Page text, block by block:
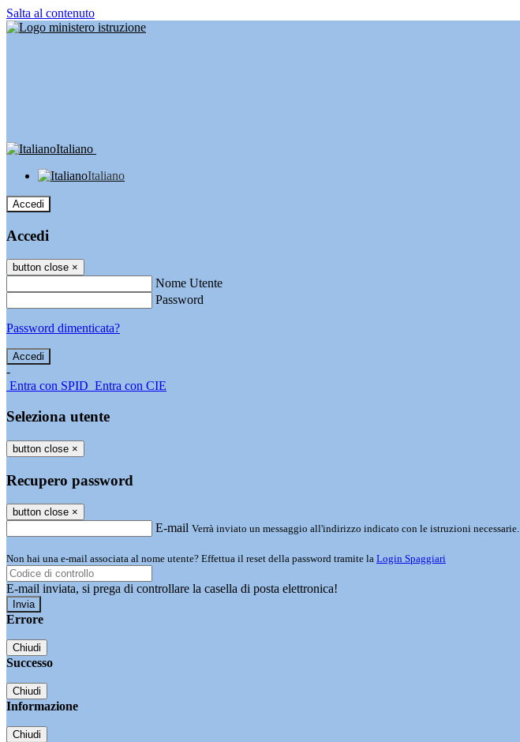
Salta al contenuto
Italiano
Italiano
Accedi
Accedi
button close ×
Nome Utente
Password
Password dimenticata?
-
Entra con SPID Entra con CIE
Seleziona utente
button close ×
Recupero password
button close ×
E-mail Verrà inviato un messaggio all'indirizzo indicato con le istruzioni necessarie.
Non hai una e-mail associata al nome utente? Effettua il reset della password tramite la Login Spaggiari
E-mail inviata, si prega di controllare la casella di posta elettronica!
Errore
Chiudi
Successo
Chiudi
Informazione
Chiudi